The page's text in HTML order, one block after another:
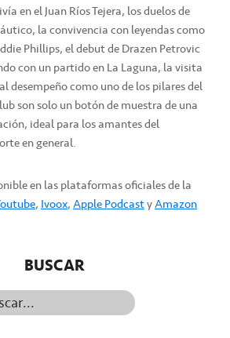
en el Juan Ríos Tejera, los duelos de
la convivencia con leyendas como
Phillips, el debut de Drazen Petrovic
con un partido en La Laguna, la visita
desempeño como uno de los pilares del
son solo un botón de muestra de una
ideal para los amantes del
en general.
en las plataformas oficiales de la
, Ivoox,Apple PodcastyAmazon
BUSCAR